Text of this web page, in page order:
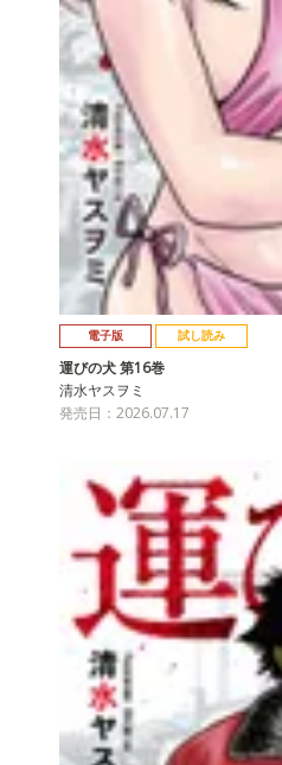
電子版 試し読み
運びの犬 第16巻
清水ヤスヲミ
発売日：2026.07.17